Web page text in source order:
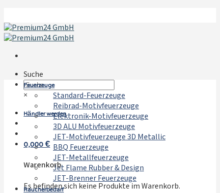
Inhalt
springen
Suche
×
Händler werden
0,000€
Warenkorb
Es befinden sich keine Produkte im Warenkorb.
Feuerzeuge
Standard-Feuerzeuge
Reibrad-Motivfeuerzeuge
Elektronik-Motivfeuerzeuge
3D ALU Motivfeuerzeuge
JET-Motivfeuerzeuge 3D Metallic
BBQ Feuerzeuge
JET-Metallfeuerzeuge
Jet Flame Rubber & Design
JET-Brenner Feuerzeuge
Raucherbedarf